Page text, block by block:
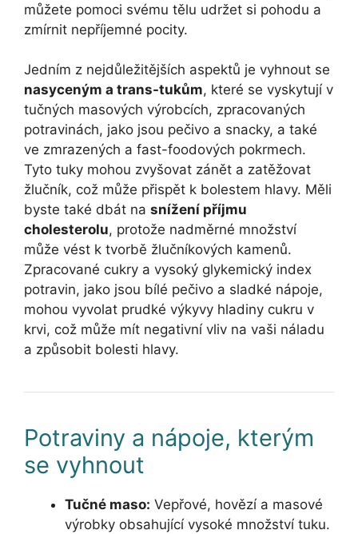
můžete pomoci svému tělu udržet si pohodu a
zmírnit nepříjemné pocity.
Jedním z nejdůležitějších aspektů je vyhnout se
nasyceným a trans-tukům, které se vyskytují v
tučných masových výrobcích, zpracovaných
potravinách, jako jsou pečivo a snacky, a také
ve zmrazených a fast-foodových pokrmech.
Tyto tuky mohou zvyšovat zánět a zatěžovat
žlučník, což může přispět k bolestem hlavy. Měli
byste také dbát na snížení příjmu
cholesterolu, protože nadměrné množství
může vést k tvorbě žlučníkových kamenů.
Zpracované cukry a vysoký glykemický index
potravin, jako jsou bílé pečivo a sladké nápoje,
mohou vyvolat prudké výkyvy hladiny cukru v
krvi, což může mít negativní vliv na vaši náladu
a způsobit bolesti hlavy.
Potraviny a nápoje, kterým
se vyhnout
Tučné maso: Vepřové, hovězí a masové
výrobky obsahující vysoké množství tuku.